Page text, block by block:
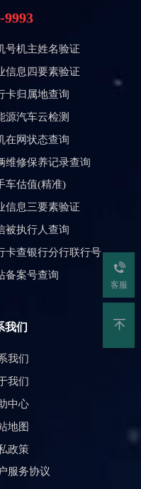
9993
号机主姓名验证
信息四要素验证
卡归属地查询
源汽车云检测
在网状态查询
维修保养记录查询
车估值(精准)
信息三要素验证
被执行人查询
卡查银行分行联行号
备案号查询
我们
我们
我们
中心
地图
政策
服务协议
客服